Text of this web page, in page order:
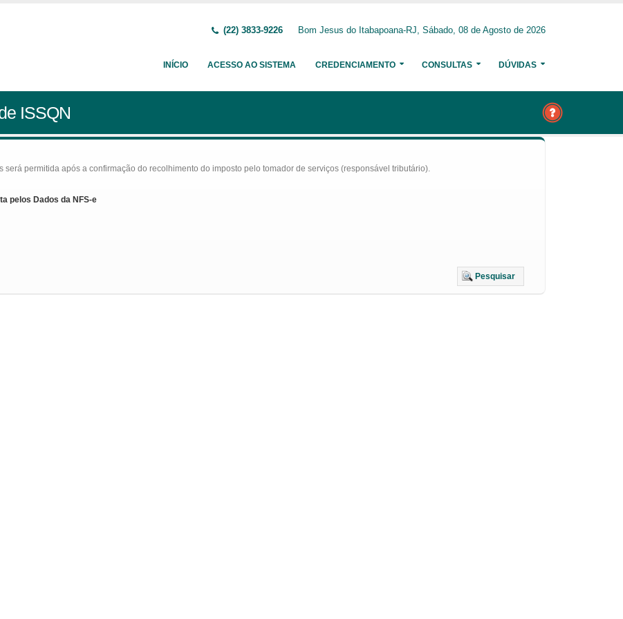
(22) 3833-9226 Bom Jesus do Itabapoana-RJ, Sábado, 08 de Agosto de 2026
INÍCIO ACESSO AO SISTEMA CREDENCIAMENTO CONSULTAS DÚVIDAS
ISSQN
será permitida após a confirmação do recolhimento do imposto pelo tomador de serviços (responsável tributário).
pelos Dados da NFS-e
Pesquisar